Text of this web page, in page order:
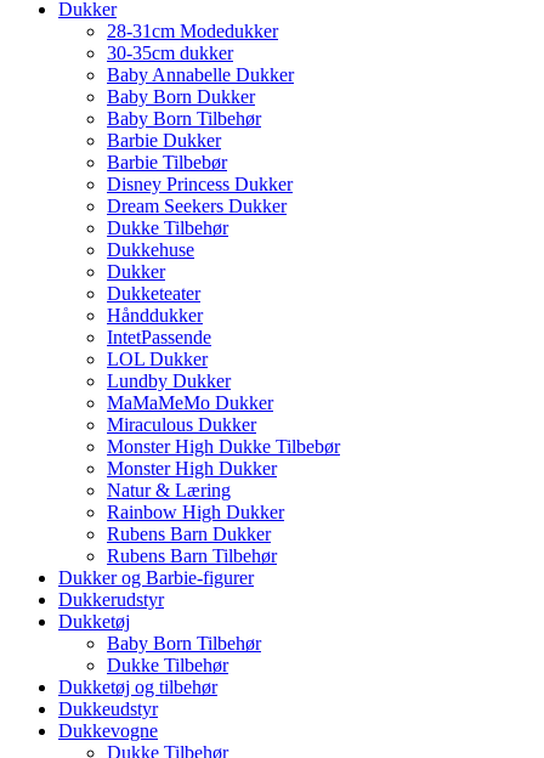
Dukker
28-31cm Modedukker
30-35cm dukker
Baby Annabelle Dukker
Baby Born Dukker
Baby Born Tilbehør
Barbie Dukker
Barbie Tilbebør
Disney Princess Dukker
Dream Seekers Dukker
Dukke Tilbehør
Dukkehuse
Dukker
Dukketeater
Hånddukker
IntetPassende
LOL Dukker
Lundby Dukker
MaMaMeMo Dukker
Miraculous Dukker
Monster High Dukke Tilbebør
Monster High Dukker
Natur & Læring
Rainbow High Dukker
Rubens Barn Dukker
Rubens Barn Tilbehør
Dukker og Barbie-figurer
Dukkerudstyr
Dukketøj
Baby Born Tilbehør
Dukke Tilbehør
Dukketøj og tilbehør
Dukkeudstyr
Dukkevogne
Dukke Tilbehør